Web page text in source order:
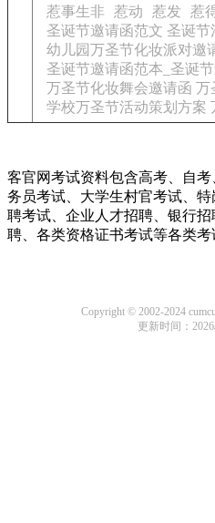
惹事生非
惹动 惹发 惹
圣诞节邀请函范文 圣诞
幼儿园万圣节化妆派对邀
圣诞节邀请函范本_圣诞
万圣节化妆舞会邀请函 万
学校万圣节活动策划方案
客官网考试资料包含高考、自
务员考试、大学生村官考试、
聘考试、企业人才招聘、银行
聘、各类资格证书考试等各类考
Copyright © 2002-2024
更新时间：